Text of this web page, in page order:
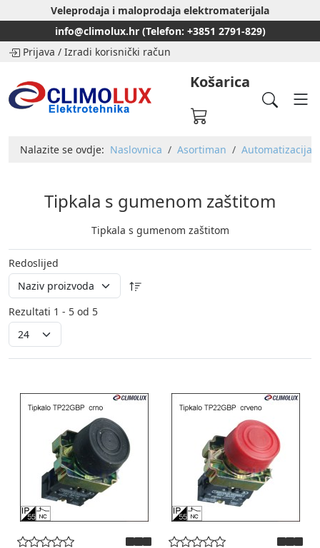
Veleprodaja i maloprodaja elektromaterijala
info@climolux.hr (Telefon: +3851 2791-829)
Prijava / Izradi korisnički račun
Košarica
Nalazite se ovdje: Naslovnica Asortiman Automatizacija
Tipkala s gumenom zaštitom
Tipkala s gumenom zaštitom
Redoslijed
Rezultati 1 - 5 od 5